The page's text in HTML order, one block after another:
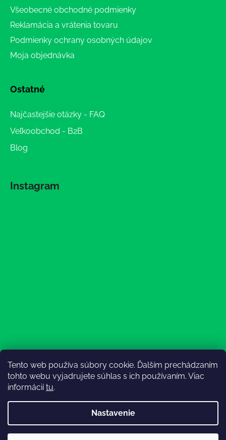
Tento web používa súbory cookie. Ďalším prechádzaním
tohto webu vyjadrujete súhlas s ich používaním. Viac
informáciítu.
Nastavenie
Všeobecné obchodné podmienky
Reklamácia a vrátenia tovaru
Podmienky ochrany osobných údajov
Moja objednávka
Ostatné
Najčastejšie otázky - FAQ
Veľkoobchod - B2B
Blog
Instagram
Sledovať na Instagrame